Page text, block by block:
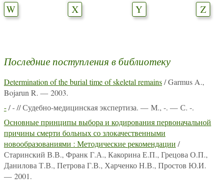
W
X Y Z
Последние поступления в библиотеку
Determination of the burial time of skeletal remains/ Garmus A.,
Bojarun R. — 2003.
-/ - // Судебно-медицинская экспертиза. — М., -. — С. -.
Основные принципы выбора и кодирования первоначальной
причины смерти больных со злокачественными
новообразованиями : Методические рекомендации /
Старинский В.В., Франк Г.А., Какорина Е.П., Грецова О.П.,
Данилова Т.В., Петрова Г.В., Харченко Н.В., Простов Ю.И.
— 2001.